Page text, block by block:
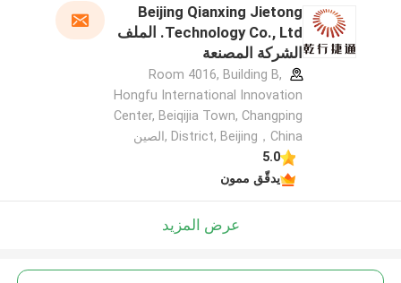
Beijing Qianxing Jietong
Technology Co., Ltd. الملف
الشركة المصنعة
Room 4016, Building B,
Hongfu International Innovation
Center, Beiqijia Town, Changping
District, Beijing，China ,الصين
5.0
يدقّق ممون
عرض المزيد